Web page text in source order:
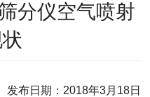
分仪空气喷射
发布日期：2018年3月18日